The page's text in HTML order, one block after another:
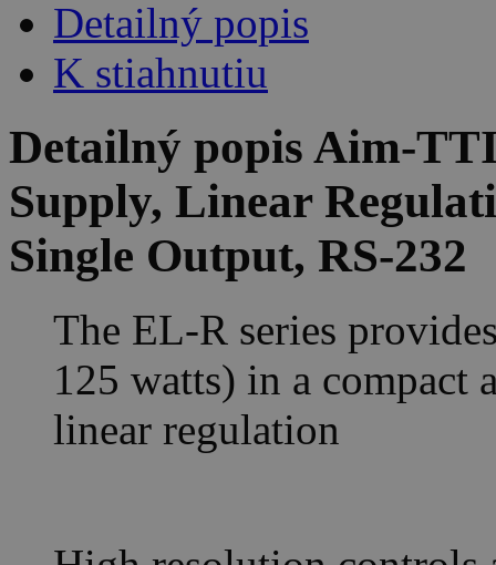
Detailný popis
K stiahnutiu
Detailný popis Aim-
Supply, Linear
Single Output, RS-232
The EL-R series
125 watts) in a compact
linear regulation